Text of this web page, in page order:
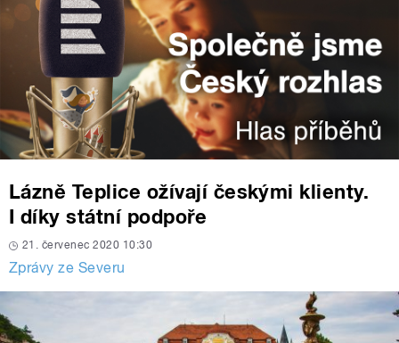
Lázně Teplice ožívají českými klienty.
I díky státní podpoře
21. červenec 2020 10:30
Zprávy ze Severu